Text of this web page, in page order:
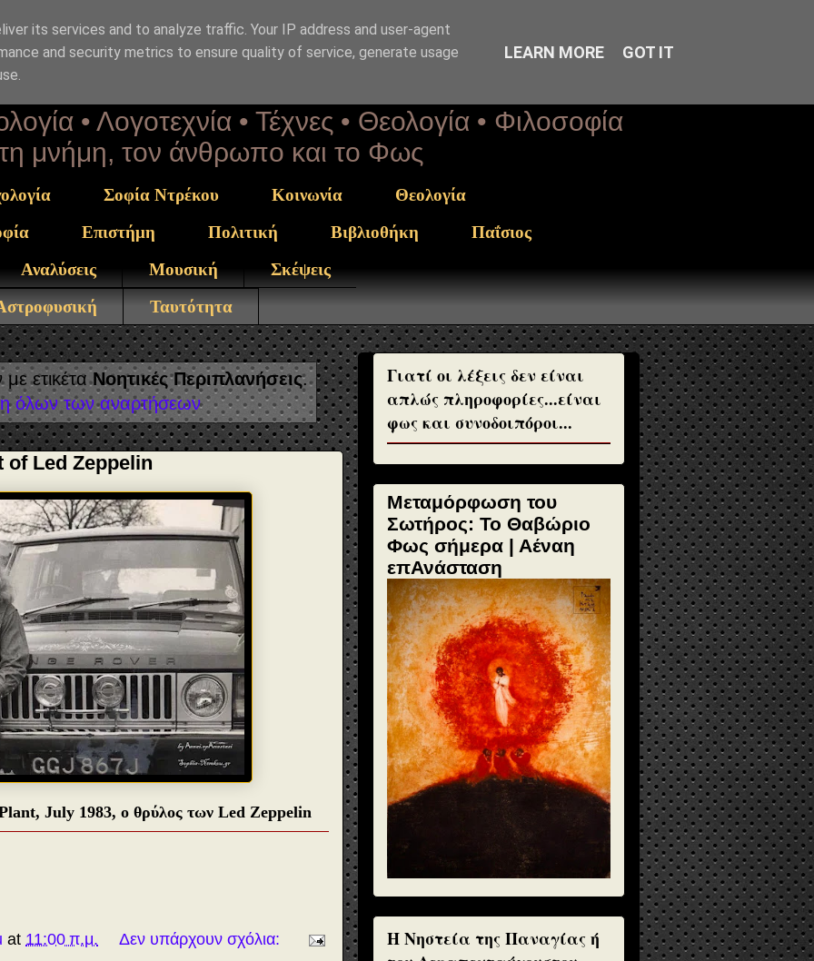
• Λογοτεχνία • Τέχνες • Θεολογία • Φιλοσοφία
τη μνήμη, τον άνθρωπο και το Φως
Σοφία Ντρέκου Κοινωνία
Θεολογία
Επιστήμη Πολιτική Βιβλιοθήκη
Παΐσιος
Αναλύσεις Μουσική
Σκέψεις
Ταυτότητα
ετικέταΝοητικές Περιπλανήσεις.
όλων των αναρτήσεων
of Led Zeppelin
July 1983, ο θρύλος των Led Zeppelin
at 11:00 π.μ. Δεν υπάρχουν σχόλια:
Γιατί οι λέξεις δεν είναι
απλώς πληροφορίες...είναι
φως και συνοδοιπόροι...
Μεταμόρφωση του
Σωτήρος: Το Θαβώριο
Φως σήμερα | Αέναη
επΑνάσταση
H Νηστεία της Παναγίας ή
its services and to analyze traffic. Your IP address and user-agent
and security metrics to ensure quality of service, generate usage
LEARN MORE GOT IT